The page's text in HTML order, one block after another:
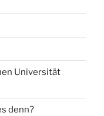
Universität
denn?